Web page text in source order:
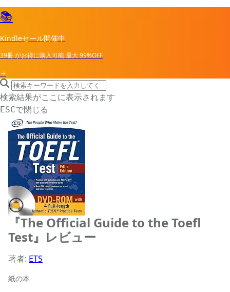
📚
Kindleセール開催中
39冊がお得に購入可能最大99%OFF
→
search icon
サイト内検索
検索結果がここに表示されます
ESCで閉じる
『The Official Guide to the Toefl
Test』レビュー
著者: ETS
紙の本